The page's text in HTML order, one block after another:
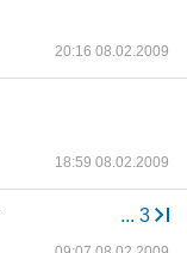
20:16 08.02.2009
18:59 08.02.2009
... 3